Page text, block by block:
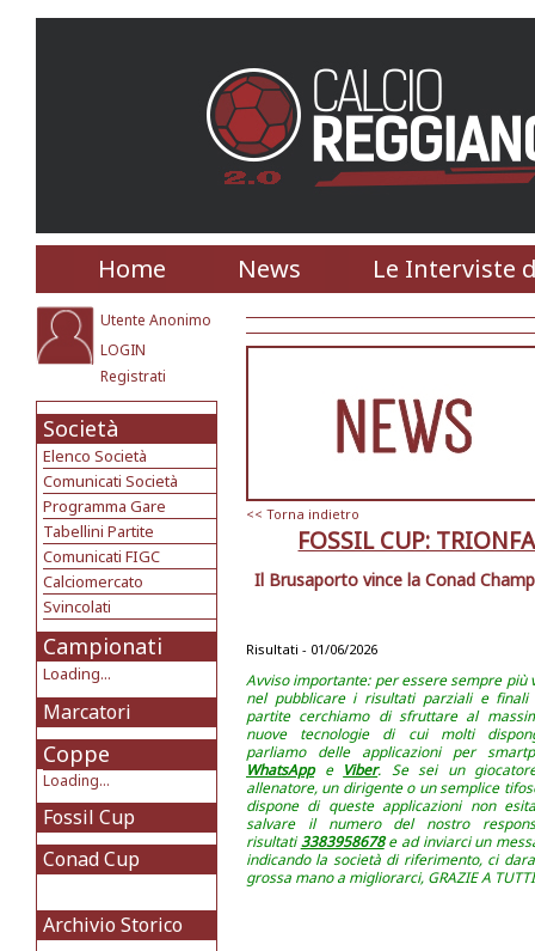
Home News Le Interviste
Utente Anonimo
LOGIN
Registrati
Società
Elenco Società
Comunicati Società
Programma Gare
Tabellini Partite
Comunicati FIGC
Calciomercato
Svincolati
Campionati
Loading...
Marcatori
Coppe
Loading...
Fossil Cup
Conad Cup
Archivio Storico
<< Torna indietro
FOSSIL CUP:
Il Brusaporto vince la Conad
Risultati - 01/06/2026
Avviso importante: per essere sempre più
nel pubblicare i risultati parziali e finali
partite cerchiamo di sfruttare al
nuove tecnologie di cui molti
parliamo delle applicazioni per
WhatsAppe Viber. Se sei un
allenatore, un dirigente o un semplice
dispone di queste applicazioni non
salvare il numero del nostro
risultati3383958678e ad inviarci un
indicando la società di riferimento, ci
grossa mano a migliorarci, GRAZIE A